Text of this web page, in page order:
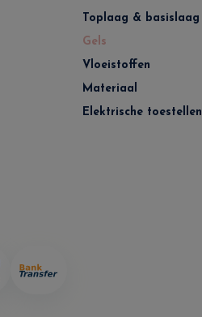
Toplaag & basislaag
Gels
Vloeistoffen
Materiaal
Elektrische toestellen